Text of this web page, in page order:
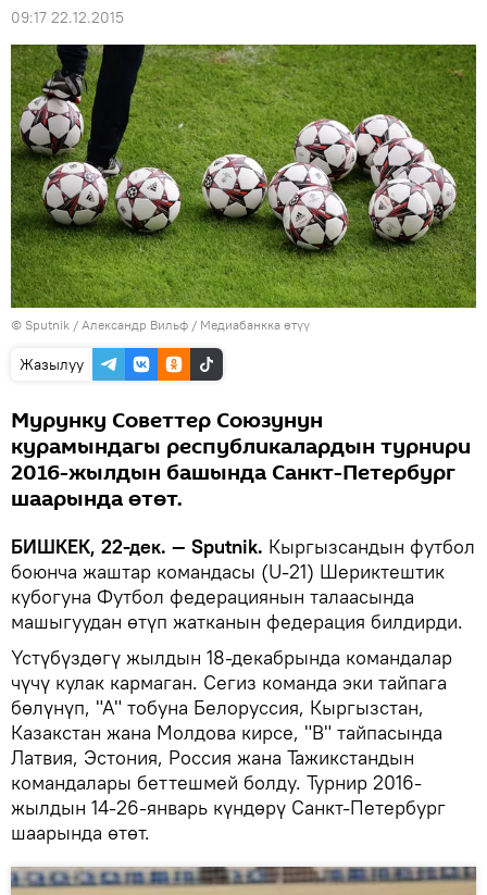
09:17 22.12.2015
© Sputnik / Александр Вильф / Медиабанкка өтүү
Жазылуу
Мурунку Советтер Союзунун
курамындагы республикалардын турнири
2016-жылдын башында Санкт-Петербург
шаарында өтөт.
БИШКЕК, 22-дек. — Sputnik. Кыргызсандын футбол
боюнча жаштар командасы (U-21) Шериктештик
кубогуна Футбол федерациянын талаасында
машыгуудан өтүп жатканын федерация билдирди.
Үстүбүздөгү жылдын 18-декабрында командалар
чүчү кулак кармаган. Сегиз команда эки тайпага
бөлүнүп, "А" тобуна Белоруссия, Кыргызстан,
Казакстан жана Молдова кирсе, "В" тайпасында
Латвия, Эстония, Россия жана Тажикстандын
командалары беттешмей болду. Турнир 2016-
жылдын 14-26-январь күндөрү Санкт-Петербург
шаарында өтөт.